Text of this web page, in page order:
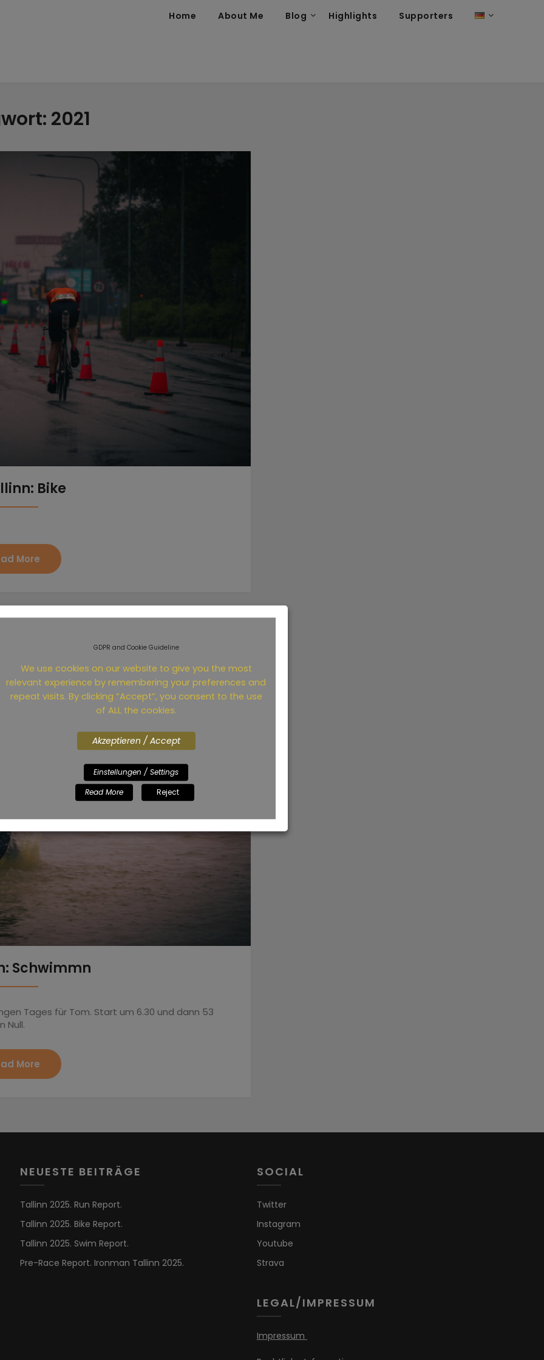
Home About Me Blog Highlights Supporters
2021
Bike
More
Schwimmn
Tages für Tom. Start um 6.30 und dann 53
Null.
More
NEUESTE BEITRÄGE
Tallinn 2025. Run Report.
Tallinn 2025. Bike Report.
Tallinn 2025. Swim Report.
Pre-Race Report. Ironman Tallinn 2025.
SOCIAL
Twitter
Instagram
Youtube
Strava
LEGAL/IMPRESSUM
Impressum
GDPR and Cookie Guideline
We use cookies on our website to give you the most
relevant experience by remembering your preferences and
repeat visits. By clicking “Accept”, you consent to the use
of ALL the cookies.
Akzeptieren / Accept
Einstellungen / Settings
Read More
Reject